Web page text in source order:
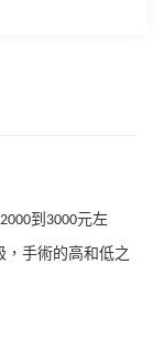
2000到 3000元左
手術的高和低之